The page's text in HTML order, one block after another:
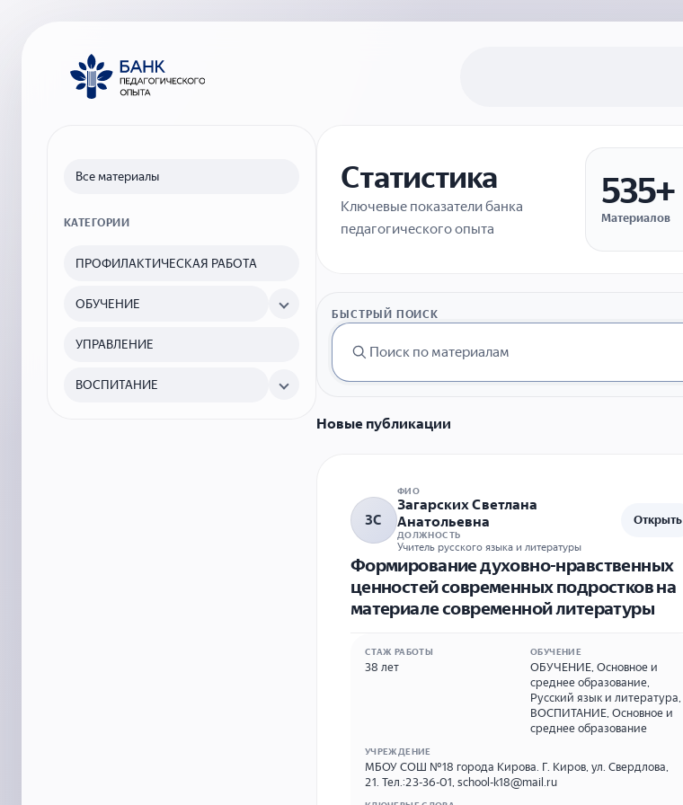
Все материалы
КАТЕГОРИИ
ПРОФИЛАКТИЧЕСКАЯ РАБОТА
ОБУЧЕНИЕ
УПРАВЛЕНИЕ
ВОСПИТАНИЕ
Статистика
Ключевые показатели банка
педагогического опыта
535+
Материалов
БЫСТРЫЙ ПОИСК
Новые публикации
ЗС
ФИО
Загарских Светлана
Анатольевна
ДОЛЖНОСТЬ
Учитель русского языка и литературы
Открыть
Формирование духовно-нравственных
ценностей современных подростков на
материале современной литературы
СТАЖ РАБОТЫ
38 лет
ОБУЧЕНИЕ
ОБУЧЕНИЕ Основное и
среднее образование
Русский язык и литература
ВОСПИТАНИЕ Основное и
среднее образование
УЧРЕЖДЕНИЕ
МБОУ СОШ №18 города Кирова. Г. Киров, ул. Свердлова,
21. Тел.:23-36-01, school-k18@mail.ru